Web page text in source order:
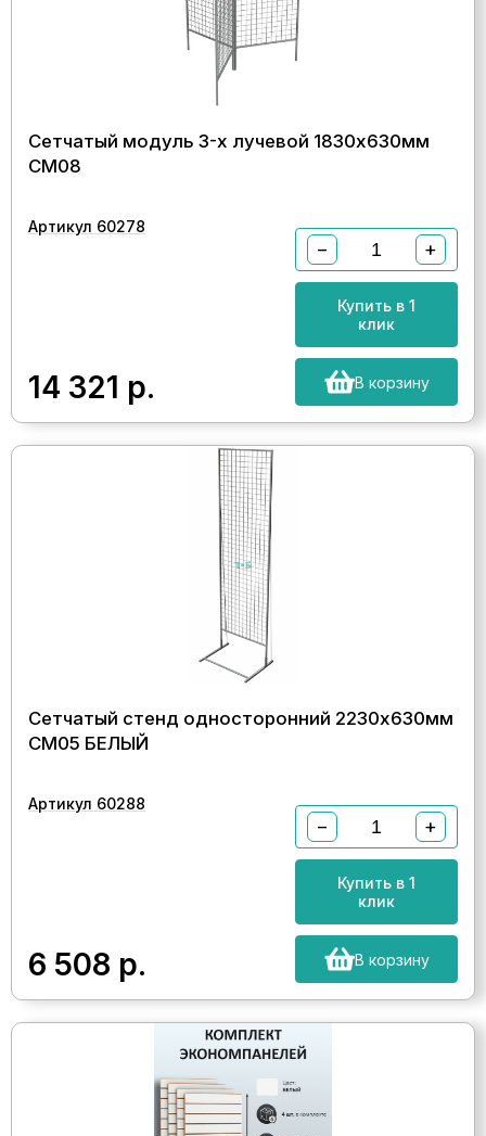
Сетчатый модуль 3-х лучевой 1830х630мм
СМ08
Артикул 60278
14 321 р.
− +
Купить в 1
клик
В корзину
Сетчатый стенд односторонний 2230х630мм
СМ05 БЕЛЫЙ
Артикул 60288
6 508 р.
− +
Купить в 1
клик
В корзину